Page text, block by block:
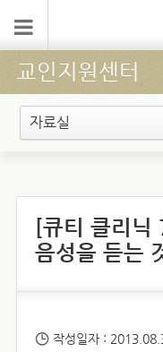
교인지원센터
자료실
[큐티 클리닉
음성을 듣는
작성일자 :